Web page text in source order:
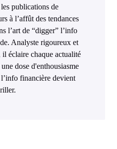
publications de
à l’affût des tendances
l’art de “digger” l’info
Analyste rigoureux et
il éclaire chaque actualité
dose d'enthousiasme
financière devient